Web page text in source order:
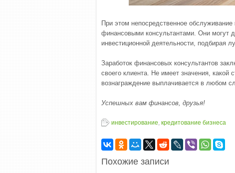
При этом непосредственное
финансовыми консультантами. Они могут
инвестиционной деятельности, подбирая
Заработок финансовых консультантов
своего клиента. Не имеет значения, какой
вознаграждение выплачивается в любом
Успешных вам финансов, друзья!
инвестирование, кредитование бизнеса
Похожие записи